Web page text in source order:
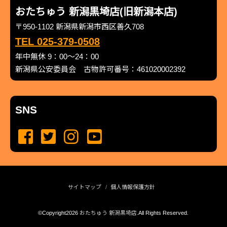
おたちゅう 新潟黒埼店(旧新潟本店)
〒950-1102 新潟県新潟市西区善久708
TEL 025-379-0508
年中無休 9：00～24：00
新潟県公安委員会 古物許可番号：461020002392
SNS
サイトマップ 個人情報保護方針
©Copyright2026 おたちゅう 新潟黒埼店 .All Rights Reserved.